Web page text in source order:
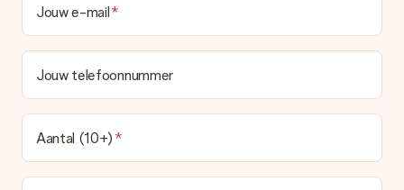
Jouw e-mail
Jouw telefoonnummer
Aantal (10+)